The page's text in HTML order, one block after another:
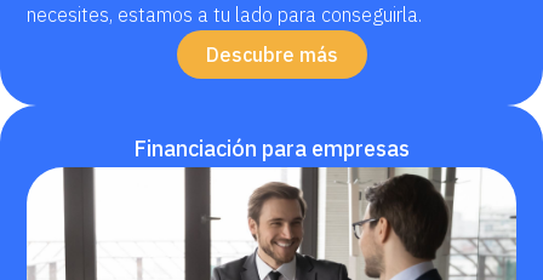
necesites, estamos a tu lado para conseguirla.
Descubre más
Financiación para empresas